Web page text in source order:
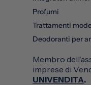
Profumi
Trattamenti
Deodoranti per
Membro
imprese di
UNIVENDITA.